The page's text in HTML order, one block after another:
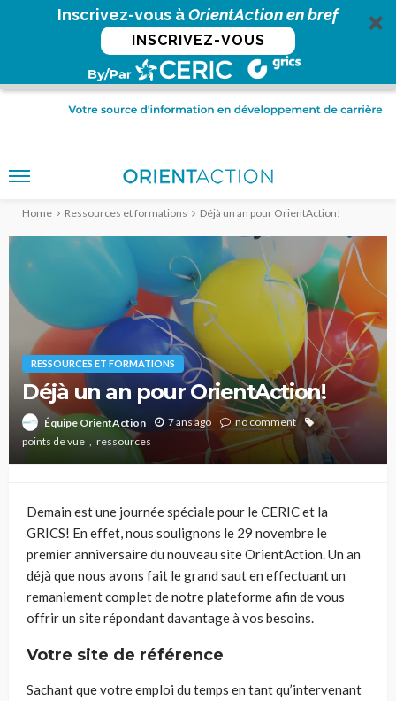
Inscrivez-vous àOrientAction en bref
INSCRIVEZ-VOUS
Home Ressources et formations Déjà un an pour OrientAction!
RESSOURCES ET FORMATIONS
Déjà un an pour OrientAction!
Équipe OrientAction 7 ans ago
no comment
points de vue
ressources
Demain estune journéespéciale pour le CERIC et la
GRICS! En effet, nous soulignons le 29 novembre le
premier anniversaire du nouveau site OrientAction. Un an
déjà que nous avons fait le grand saut en effectuant un
remaniement complet de notre plateforme afin de vous
offrir un site répondant davantage à vos besoins.
Votre site de référence
Sachant que votre emploi du temps en tant qu’intervenant